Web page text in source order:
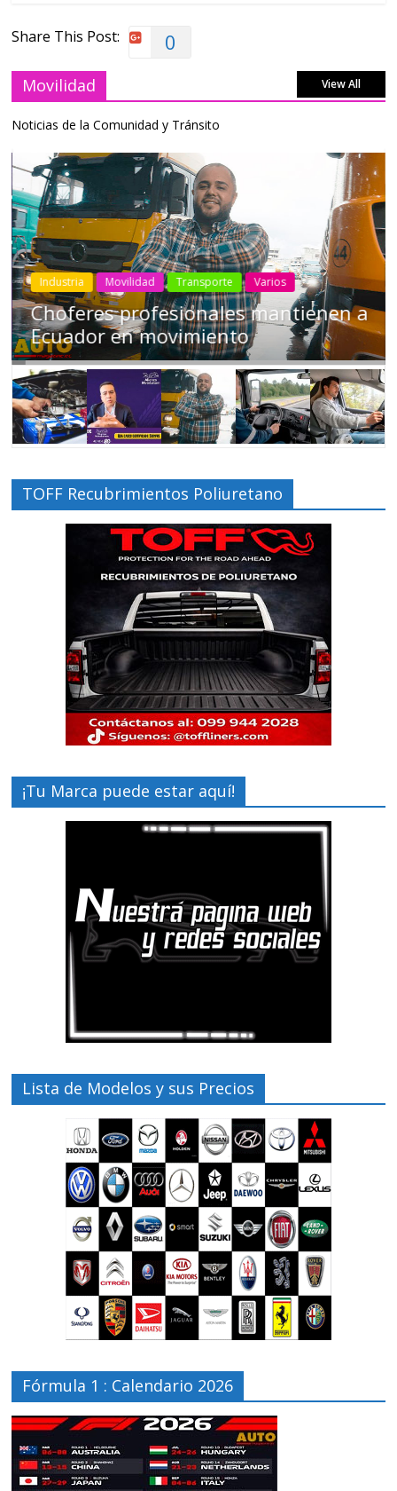
Share This Post: 0
Movilidad View All
Noticias de la Comunidad y Tránsito
Industria Movilidad Transporte Varios
Choferes profesionales mantienen a
Ecuador en movimiento
TOFF Recubrimientos Poliuretano
¡Tu Marca puede estar aquí!
Lista de Modelos y sus Precios
Fórmula 1 : Calendario 2026